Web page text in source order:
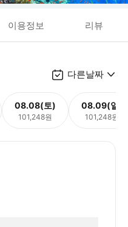
이용정보 리뷰
다른날짜
08.08(토)
101,248원
08.09(일)
101,248원